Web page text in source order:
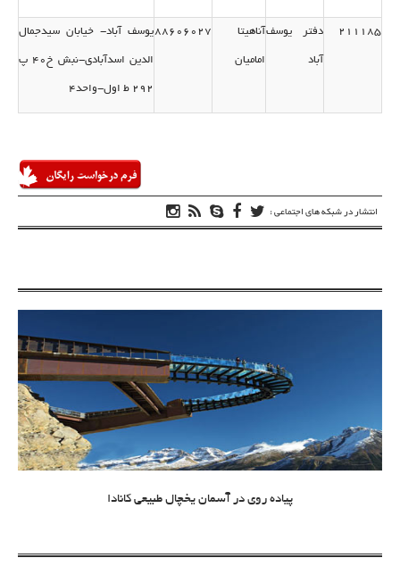
211185 دفتر یوسف
آباد
آناهیتا
امامیان
88606027یوسف آباد- خیابان سیدجمال
الدین اسدآبادی-نبش خ40 پ
292 ط اول-واحد4
انتشار در شبکه های اجتماعی :
پیاده روی در آسمان یخچال طبیعی کانادا